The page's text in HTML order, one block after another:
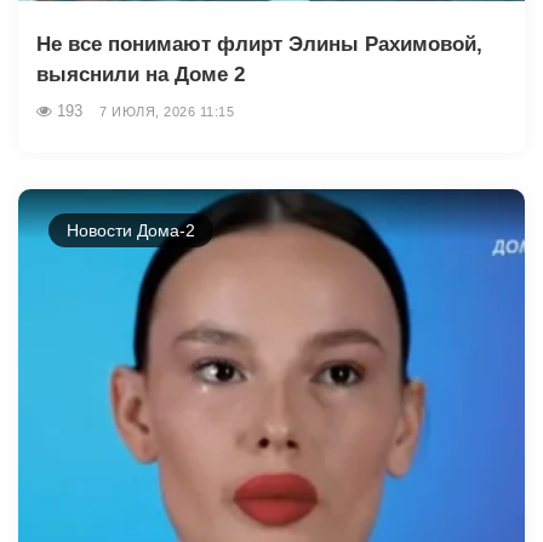
Не все понимают флирт Элины Рахимовой,
выяснили на Доме 2
193 7 ИЮЛЯ, 2026 11:15
Новости Дома-2